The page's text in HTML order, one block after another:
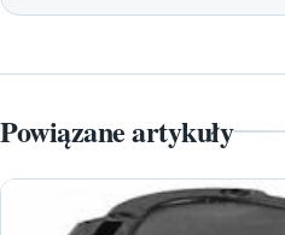
Powiązane artykuły